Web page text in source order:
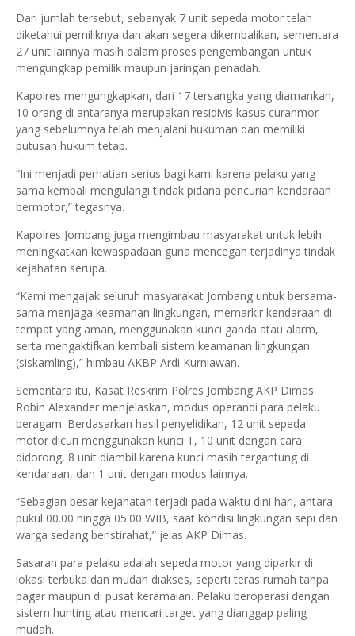
Dari jumlah tersebut, sebanyak 7 unit sepeda motor telah
diketahui pemiliknya dan akan segera dikembalikan, sementara
27 unit lainnya masih dalam proses pengembangan untuk
mengungkap pemilik maupun jaringan penadah.
Kapolres mengungkapkan, dari 17 tersangka yang diamankan,
10 orang di antaranya merupakan residivis kasus curanmor
yang sebelumnya telah menjalani hukuman dan memiliki
putusan hukum tetap.
“Ini menjadi perhatian serius bagi kami karena pelaku yang
sama kembali mengulangi tindak pidana pencurian kendaraan
bermotor,” tegasnya.
Kapolres Jombang juga mengimbau masyarakat untuk lebih
meningkatkan kewaspadaan guna mencegah terjadinya tindak
kejahatan serupa.
“Kami mengajak seluruh masyarakat Jombang untuk bersama-
sama menjaga keamanan lingkungan, memarkir kendaraan di
tempat yang aman, menggunakan kunci ganda atau alarm,
serta mengaktifkan kembali sistem keamanan lingkungan
(siskamling),” himbau AKBP Ardi Kurniawan.
Sementara itu, Kasat Reskrim Polres Jombang AKP Dimas
Robin Alexander menjelaskan, modus operandi para pelaku
beragam. Berdasarkan hasil penyelidikan, 12 unit sepeda
motor dicuri menggunakan kunci T, 10 unit dengan cara
didorong, 8 unit diambil karena kunci masih tergantung di
kendaraan, dan 1 unit dengan modus lainnya.
“Sebagian besar kejahatan terjadi pada waktu dini hari, antara
pukul 00.00 hingga 05.00 WIB, saat kondisi lingkungan sepi dan
warga sedang beristirahat,” jelas AKP Dimas.
Sasaran para pelaku adalah sepeda motor yang diparkir di
lokasi terbuka dan mudah diakses, seperti teras rumah tanpa
pagar maupun di pusat keramaian. Pelaku beroperasi dengan
sistem hunting atau mencari target yang dianggap paling
mudah.